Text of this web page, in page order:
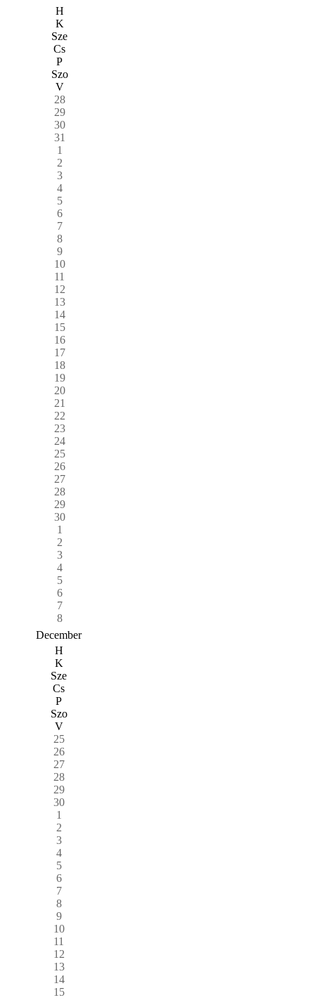
H
K
Sze
Cs
P
Szo
V
28
29
30
31
1
2
3
4
5
6
7
8
9
10
11
12
13
14
15
16
17
18
19
20
21
22
23
24
25
26
27
28
29
30
1
2
3
4
5
6
7
8
December
H
K
Sze
Cs
P
Szo
V
25
26
27
28
29
30
1
2
3
4
5
6
7
8
9
10
11
12
13
14
15